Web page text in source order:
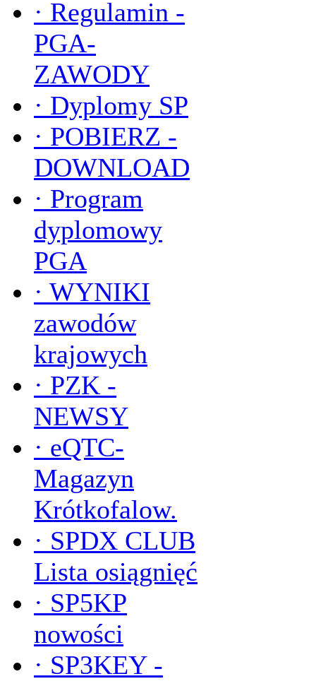
· Regulamin -
PGA-
ZAWODY
· Dyplomy SP
· POBIERZ -
DOWNLOAD
· Program
dyplomowy
PGA
· WYNIKI
zawodów
krajowych
· PZK -
NEWSY
· eQTC-
Magazyn
Krótkofalow.
· SPDX CLUB
Lista osiągnięć
· SP5KP
nowości
· SP3KEY -